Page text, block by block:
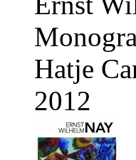
Hatje
2012